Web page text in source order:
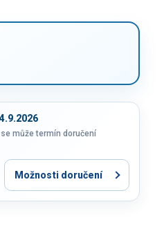
4.9.2026
může termín doručení
Možnosti doručení